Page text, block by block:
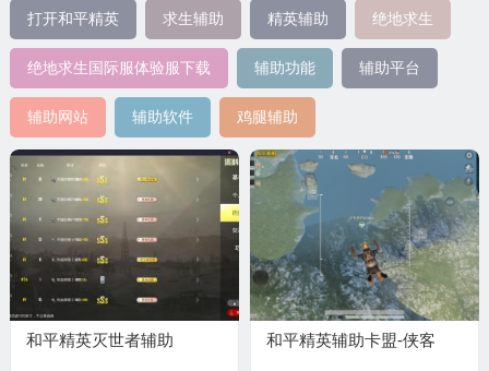
打开和平精英 求生辅助 精英辅助 绝地求生
绝地求生国际服体验服下载 辅助功能 辅助平台
辅助网站 辅助软件 鸡腿辅助
和平精英灭世者辅助 和平精英辅助卡盟-侠客